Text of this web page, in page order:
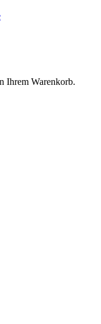
Ihrem Warenkorb.